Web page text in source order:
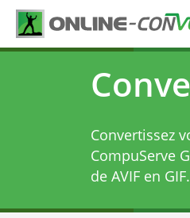
Convertissez
CompuServe
de AVIF en GIF.